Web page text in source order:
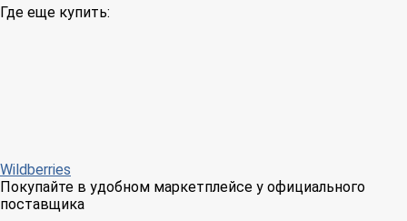
Где еще купить:
Wildberries
Покупайте в удобном маркетплейсе у официального
поставщика